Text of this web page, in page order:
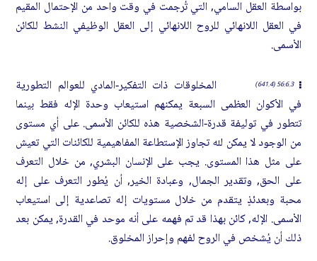
بواسطة العقل السامي, التي تُرجمت في وقت واحد من الإحتمال المقيم
في العقل اللانهائي للروح اللانهائي إلى العقل الوظيفي النشط للكائن
الأسمى.
56:6.3 (641.4)
المخلوقات ذات التفكير-المادي للعوالم التطورية
في الأكوان العظمى السبعة يمكنهم استيعاب وحدة الإله فقط بينما
تتطور في توليفة قدرة-الشخصية هذه للكائن الأسمى. على أي مستوى
من الوجود لا يمكن لله تجاوز الإستطاعة المفاهيمية للكائنات التي تعيش
على مثل هذا المستوى. يجب على الإنسان البشري, من خلال التعرف
على الحق, وتقدير الجمال, وعبادة الخير, أن يُطور التعرف على إله
محبة وبعدئذٍ يتقدم من خلال مستويات إله تصاعدية إلى استيعاب
الأسمى. الإله, كائن بهذا قد تم فهمه على أنه موحد في القدرة, يمكن بعد
ذلك أن يُشخص في الروح لفهم وإحراز المخلوق.